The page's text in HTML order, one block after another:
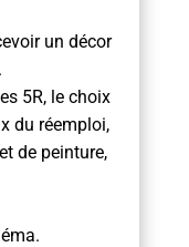
un décor
5R, le choix
du réemploi,
de peinture,